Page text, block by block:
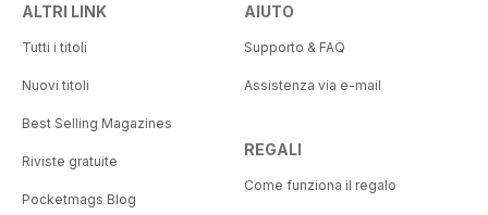
ALTRI LINK
Tutti i titoli
Nuovi titoli
Best Selling Magazines
Riviste gratuite
Pocketmags Blog
AIUTO
Supporto & FAQ
Assistenza via e-mail
REGALI
Come funziona il regalo